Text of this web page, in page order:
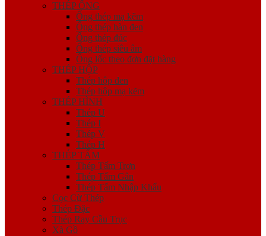
THÉP ỐNG
Ống thép mạ kẽm
Ống thép hàn đen
Ống thép đúc
Ống thép siêu âm
Ống lốc theo đơn đặt hàng
THÉP HỘP
Thép hộp đen
Thép hộp mạ kẽm
THÉP HÌNH
Thép U
Thép I
Thép V
Thép H
THÉP TẤM
Thép Tấm Trơn
Thép Tấm Gân
Thép Tấm Nhập Khẩu
Cọc Cừ Thép
Thép Đặc
Thép Ray Cầu Trục
Xà Gồ